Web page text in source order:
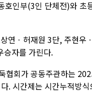
호인부(3인 단체전)와 초
연ㆍ허재원 3단, 주현우
승자를 가린다.
협회가 공동주관하는
. 시간제는 시간누적방식